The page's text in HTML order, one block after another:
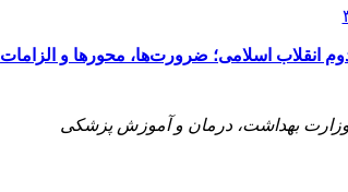
انقلاب اسلامی؛ ضرورت‌ها،‌ محورها و الزامات
وزارت بهداشت، درمان و آموزش پزشکی